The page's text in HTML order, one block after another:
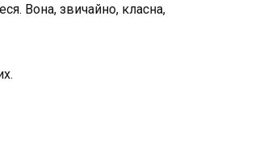
Вона, звичайно, класна,